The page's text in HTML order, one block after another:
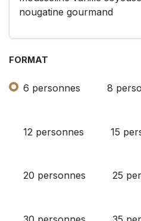
nougatine gourmand
FORMAT
6 personnes 8
12 personnes 15
20 personnes 25